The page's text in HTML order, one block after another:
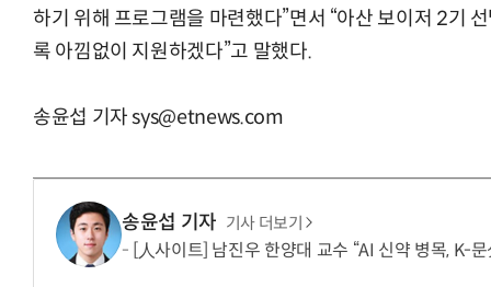
하기 위해 프로그램을 마련했다”면서 “아산 보이저 2기
록 아낌없이 지원하겠다”고 말했다.
송윤섭 기자 sys@etnews.com
송윤섭 기자 기사 더보기
[人사이트] 남진우 한양대 교수 “AI 신약 병목, K-